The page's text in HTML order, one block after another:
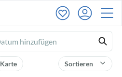
Sortieren
Karte